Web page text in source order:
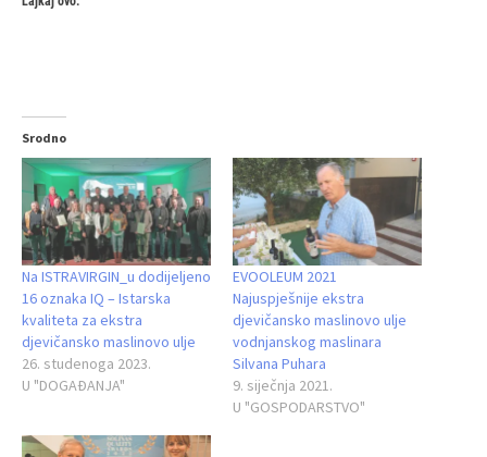
Srodno
Na ISTRAVIRGIN_u dodijeljeno
16 oznaka IQ – Istarska
kvaliteta za ekstra
djevičansko maslinovo ulje
26. studenoga 2023.
U "DOGAĐANJA"
EVOOLEUM 2021
Najuspješnije ekstra
djevičansko maslinovo ulje
vodnjanskog maslinara
Silvana Puhara
9. siječnja 2021.
U "GOSPODARSTVO"